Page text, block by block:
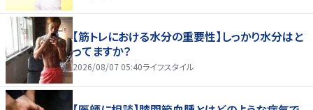
【筋トレにおける水分の重要性】しっかり水分はと
ってますか？
2026/08/07 05:40ライフスタイル